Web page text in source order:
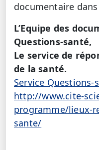
documentaire
L’Equipe des
Questions-santé,
Le service de
de la santé.
Service Questions-
http://www.cite-
programme/lieux-
sante/